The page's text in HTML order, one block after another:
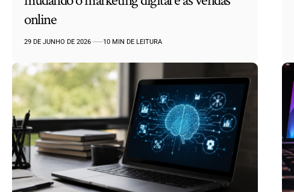
online
29 DE JUNHO DE 2026 10 MIN DE LEITURA